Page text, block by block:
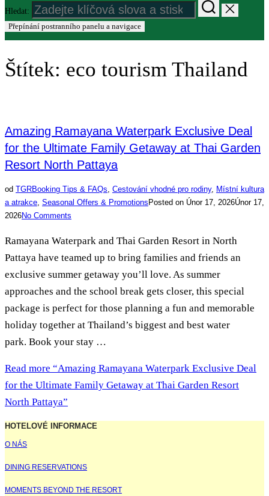
Hledat:
Přepínání postranního panelu a navigace
Štítek: eco tourism Thailand
Amazing Ramayana Waterpark Exclusive Deal
for the Ultimate Family Getaway at Thai Garden
Resort North Pattaya
od TGRBooking Tips & FAQs, Cestování vhodné pro rodiny, Místní kultura
a atrakce, Seasonal Offers & Promotions Posted on Únor 17, 2026Únor 17,
2026No Comments
Ramayana Waterpark and Thai Garden Resort in North
Pattaya have teamed up to bring families and friends an
exclusive summer getaway you’ll love. As summer
approaches and the school break gets closer, this special
package is perfect for those planning a fun and memorable
holiday together at Thailand’s biggest and best water
park. Book your stay …
Read more “Amazing Ramayana Waterpark Exclusive Deal
for the Ultimate Family Getaway at Thai Garden Resort
North Pattaya”
HOTELOVÉ INFORMACE
O NÁS
DINING RESERVATIONS
MOMENTS BEYOND THE RESORT